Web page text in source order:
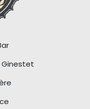
Ginestet